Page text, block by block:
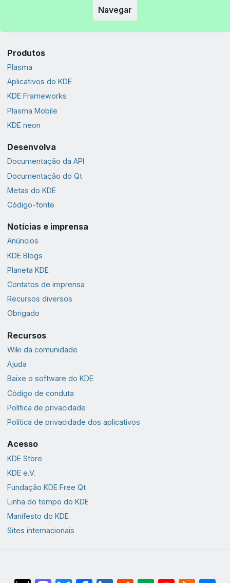
Navegar
Produtos
Plasma
Aplicativos do KDE
KDE Frameworks
Plasma Mobile
KDE neon
Desenvolva
Documentação da API
Documentação do Qt
Metas do KDE
Código-fonte
Notícias e imprensa
Anúncios
KDE Blogs
Planeta KDE
Contatos de imprensa
Recursos diversos
Obrigado
Recursos
Wiki da comunidade
Ajuda
Baixe o software do KDE
Código de conduta
Política de privacidade
Política de privacidade dos aplicativos
Acesso
KDE Store
KDE e.V.
Fundação KDE Free Qt
Linha do tempo do KDE
Manifesto do KDE
Sites internacionais